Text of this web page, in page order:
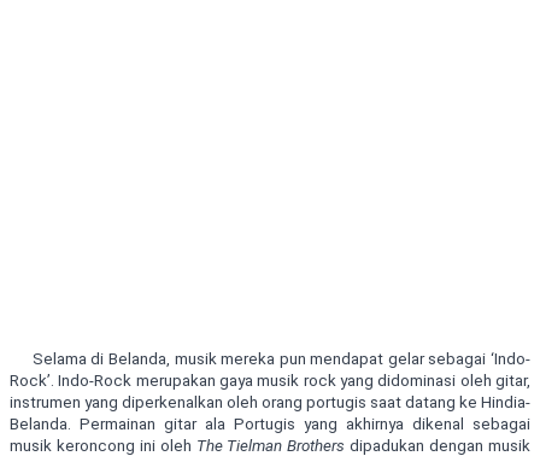
Selama di Belanda, musik mereka pun mendapat gelar sebagai ‘Indo-
Rock’. Indo-Rock merupakan gaya musik rock yang didominasi oleh gitar,
instrumen yang diperkenalkan oleh orang portugis saat datang ke Hindia-
Belanda. Permainan gitar ala Portugis yang akhirnya dikenal sebagai
musik keroncong ini oleh The Tielman Brothers dipadukan dengan musik